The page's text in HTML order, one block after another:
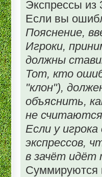
Экспрессы из
Если вы
Пояснение,
Игроки,
должны
Тот, кто
"клон"),
объяснить,
не
Если у
экспрессов,
в зачёт идёт
Суммируются